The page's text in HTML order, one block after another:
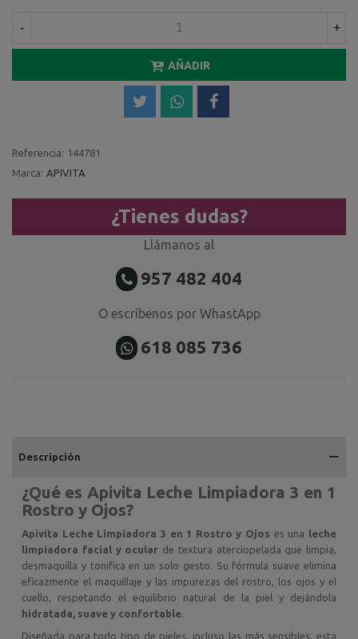
- +
AÑADIR
Referencia: 144781
Marca: APIVITA
¿Tienes dudas?
Llámanos al
957 482 404
O escríbenos por WhastApp
618 085 736
Descripción
¿Qué es Apivita Leche Limpiadora 3 en 1
Rostro y Ojos?
Apivita Leche Limpiadora 3 en 1 Rostro y Ojos es una leche
limpiadora facial y ocular de textura aterciopelada que limpia,
desmaquilla y tonifica en un solo gesto. Su fórmula suave elimina
eficazmente el maquillaje y las impurezas del rostro, los ojos y el
cuello, respetando el equilibrio natural de la piel y dejándola
hidratada, suave y confortable
Diseñada para todo tipo de pieles, incluso las más sensibles, esta